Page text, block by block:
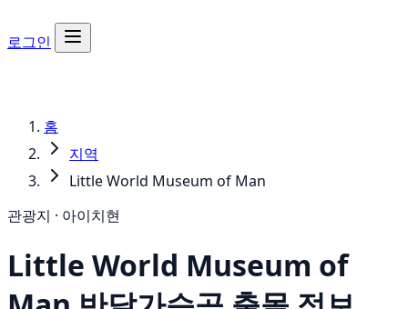
로그인
홈
지역
Little World Museum of Man
관광지 · 아이치현
Little World Museum of